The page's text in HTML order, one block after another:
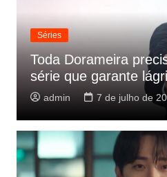
Séries
Toda Dorameira
série que garante
admin 7 de julho de